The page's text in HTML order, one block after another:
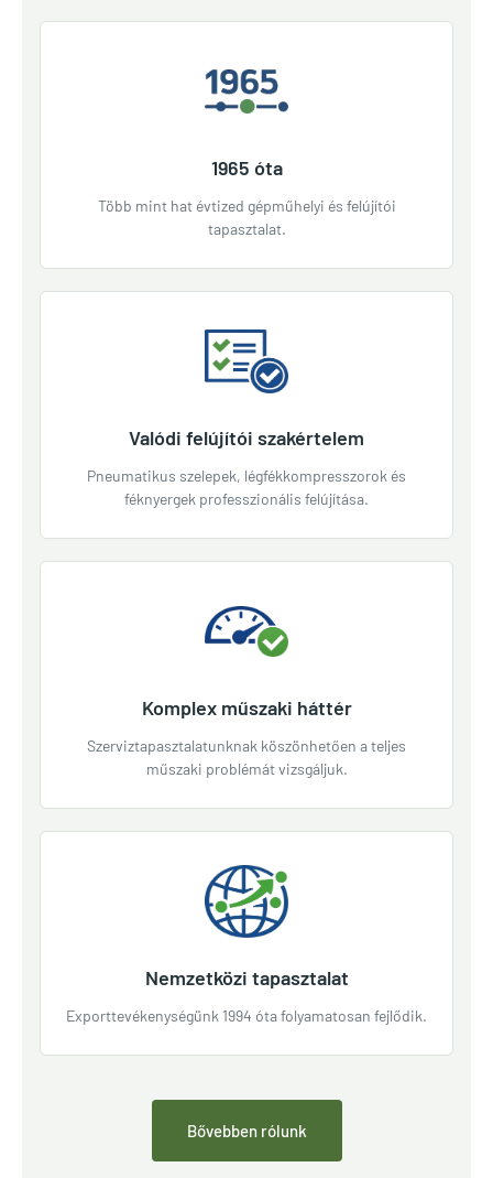
1965 óta
Több mint hat évtized gépműhelyi és felújítói
tapasztalat.
Valódi felújítói szakértelem
Pneumatikus szelepek, légfékkompresszorok és
féknyergek professzionális felújítása.
Komplex műszaki háttér
Szerviztapasztalatunknak köszönhetően a teljes
műszaki problémát vizsgáljuk.
Nemzetközi tapasztalat
Exporttevékenységünk 1994 óta folyamatosan fejlődik.
Bővebben rólunk